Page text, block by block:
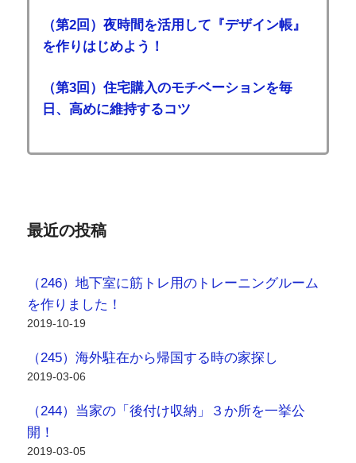
（第2回）夜時間を活用して『デザイン帳』
を作りはじめよう！
（第3回）住宅購入のモチベーションを毎
日、高めに維持するコツ
最近の投稿
（246）地下室に筋トレ用のトレーニングルーム
を作りました！
2019-10-19
（245）海外駐在から帰国する時の家探し
2019-03-06
（244）当家の「後付け収納」３か所を一挙公
開！
2019-03-05